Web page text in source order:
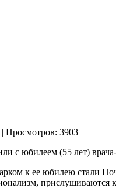
| Просмотров: 3903
с юбилеем (55 лет) врача-
к ее юбилею стали